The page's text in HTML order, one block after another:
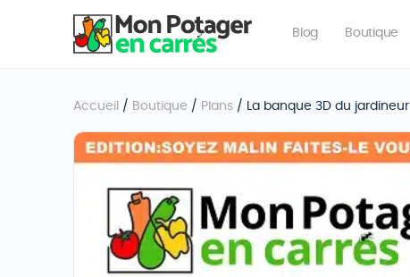
Blog Boutique
Accueil / Boutique / Plans / La banque 3D du jardineur